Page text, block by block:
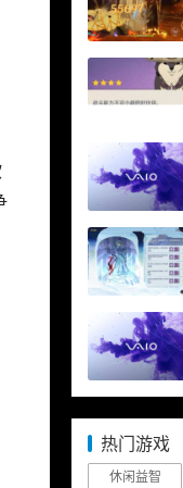
热门游戏
休闲益智